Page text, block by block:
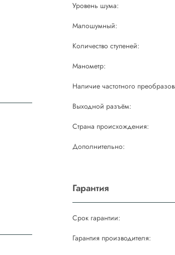
Уровень шума:
Малошумный:
Количество ступеней:
Манометр:
Наличие частотного
Выходной разъём:
Страна происхождения:
Дополнительно:
Гарантия
Срок гарантии:
Гарантия производителя: